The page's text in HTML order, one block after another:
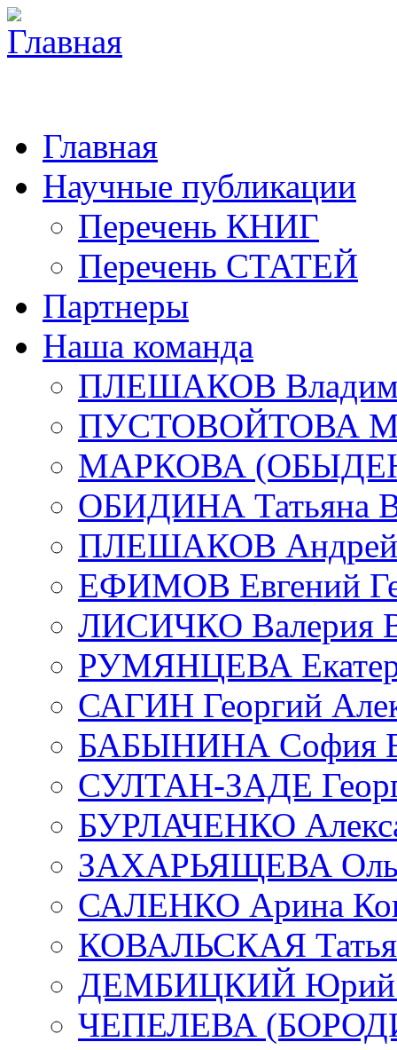
Главная
Научные публикации
Перечень КНИГ
Перечень СТАТЕЙ
Партнеры
Наша команда
ПЛЕШАКОВ
ПУСТОВОЙТОВА
МАРКОВА
ОБИДИНА Татьяна
ПЛЕШАКОВ Андрей
ЕФИМОВ Евгений
ЛИСИЧКО Валерия
РУМЯНЦЕВА
САГИН Георгий
БАБЫНИНА София
СУЛТАН-ЗАДЕ
БУРЛАЧЕНКО
ЗАХАРЬЯЩЕВА
САЛЕНКО Арина
КОВАЛЬСКАЯ
ДЕМБИЦКИЙ Юрий
ЧЕПЕЛЕВА